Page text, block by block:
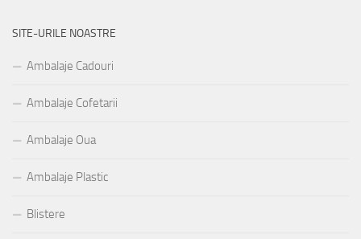
SITE-URILE NOASTRE
Ambalaje Cadouri
Ambalaje Cofetarii
Ambalaje Oua
Ambalaje Plastic
Blistere